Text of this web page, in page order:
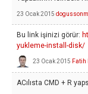
23 Ocak 2015
Bu link işinizi görür:
yukleme-install-disk/
23 Ocak 2015 Fatih
ACılısta CMD + R